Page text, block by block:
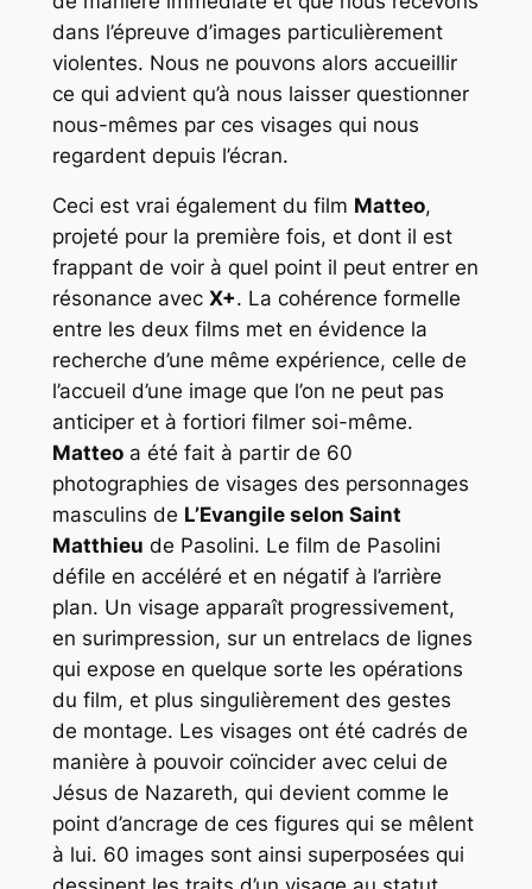
dans l’épreuve d’images particulièrement
violentes. Nous ne pouvons alors accueillir
ce qui advient qu’à nous laisser questionner
nous-mêmes par ces visages qui nous
regardent depuis l’écran.
Ceci est vrai également du film Matteo,
projeté pour la première fois, et dont il est
frappant de voir à quel point il peut entrer en
résonance avec X+. La cohérence formelle
entre les deux films met en évidence la
recherche d’une même expérience, celle de
l’accueil d’une image que l’on ne peut pas
anticiper et à fortiori filmer soi-même.
Matteoa été fait à partir de 60
photographies de visages des personnages
masculins de L’Evangile selon Saint
Matthieu de Pasolini. Le film de Pasolini
défile en accéléré et en négatif à l’arrière
plan. Un visage apparaît progressivement,
en surimpression, sur un entrelacs de lignes
qui expose en quelque sorte les opérations
du film, et plus singulièrement des gestes
de montage. Les visages ont été cadrés de
manière à pouvoir coïncider avec celui de
Jésus de Nazareth, qui devient comme le
point d’ancrage de ces figures qui se mêlent
à lui. 60 images sont ainsi superposées qui